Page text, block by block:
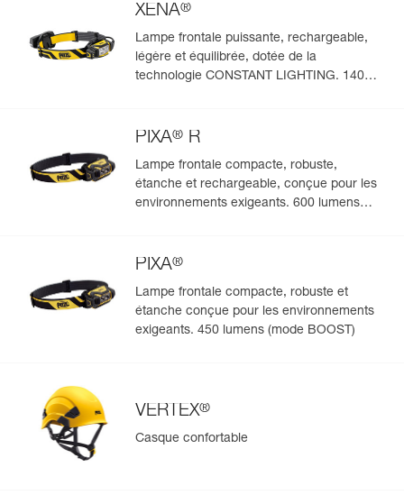
s'afficheront automatiquement.
Importez et exportez facilement vos données EPI
existantes.
Voir l'historique d'un produit à partir de sa date de
XENA®
Lampe frontale puissante, rechargeable,
légère et équilibrée, dotée de la
technologie CONSTANT LIGHTING. 1400
PIXA® R
Lampe frontale compacte, robuste,
étanche et rechargeable, conçue pour les
environnements exigeants. 600 lumens
PIXA®
Lampe frontale compacte, robuste et
étanche conçue pour les environnements
exigeants. 450 lumens (mode BOOST)
VERTEX®
Casque confortable